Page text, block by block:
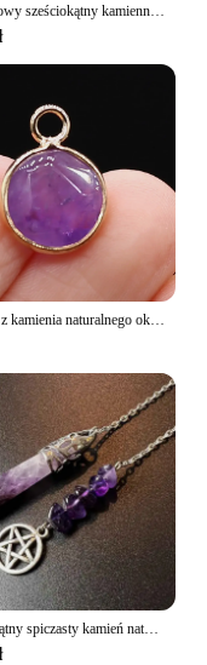
Kryształowy sześciokątny kamienny wisiorek dla kobiet naszyjnik DIY naturalny ametyst różowy kwarc Reiki wisiorki z kamieniami szlachetnymi znalezienie biżuterii
Wisiorki z kamienia naturalnego okrągłe ametysty przezroczyste kwarce uroki do wyrobu biżuterii naszyjnik Diy akcesoria kolczyk
Sześciokątny spiczasty kamień naturalny klejnot wisiorek ametyst wahadło do wróżenia uzdrawiania fioletowy kwarc Reiki wahadło ametyst kamień naturalny wahadło kamienie szlachetne wahadełko wróżbiarstwo x223